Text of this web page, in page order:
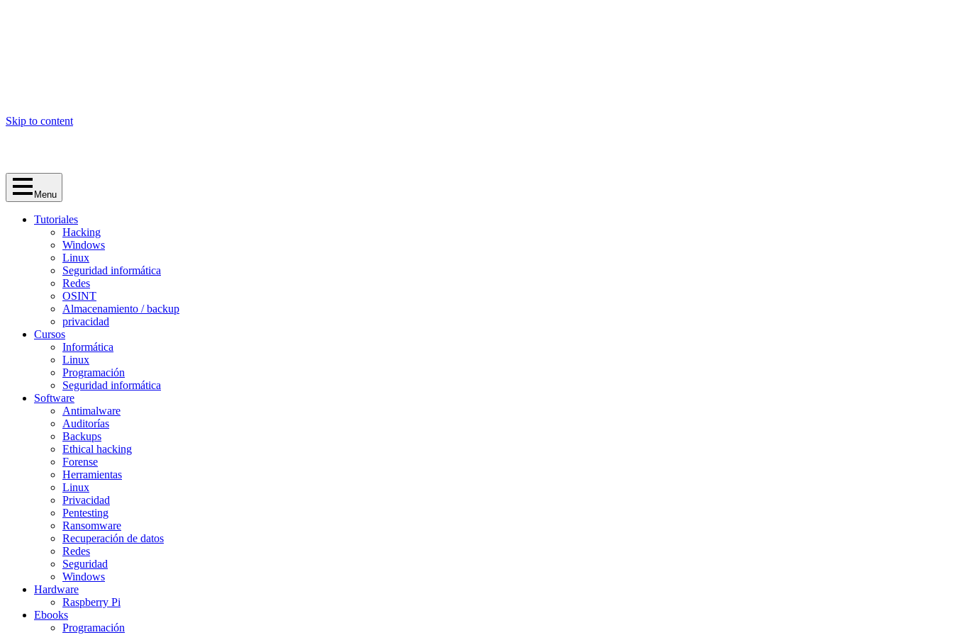
Skip to content
Menu
Tutoriales
Hacking
Windows
Linux
Seguridad informática
Redes
OSINT
Almacenamiento / backup
privacidad
Cursos
Informática
Linux
Programación
Seguridad informática
Software
Antimalware
Auditorías
Backups
Ethical hacking
Forense
Herramientas
Linux
Privacidad
Pentesting
Ransomware
Recuperación de datos
Redes
Seguridad
Windows
Hardware
Raspberry Pi
Ebooks
Programación